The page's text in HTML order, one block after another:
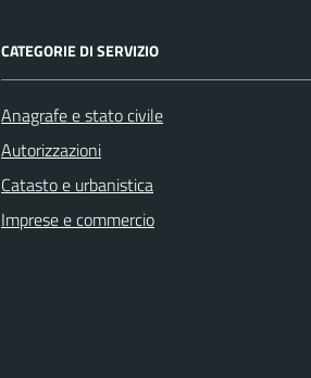
CATEGORIE DI SERVIZIO
Anagrafe e stato civile
Autorizzazioni
Catasto e urbanistica
Imprese e commercio